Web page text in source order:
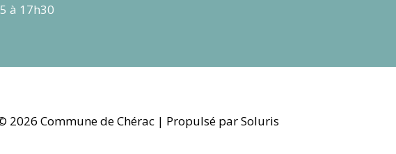
à 17h30
2026 Commune de Chérac| Propulsé par Soluris